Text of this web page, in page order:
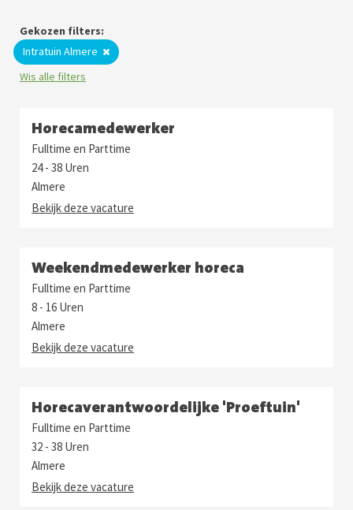
Gekozen filters:
Intratuin Almere
Wis alle filters
Horecamedewerker
Fulltime en Parttime
24 - 38 Uren
Almere
Bekijk deze vacature
Weekendmedewerker horeca
Fulltime en Parttime
8 - 16 Uren
Almere
Bekijk deze vacature
Horecaverantwoordelijke 'Proeftuin'
Fulltime en Parttime
32 - 38 Uren
Almere
Bekijk deze vacature